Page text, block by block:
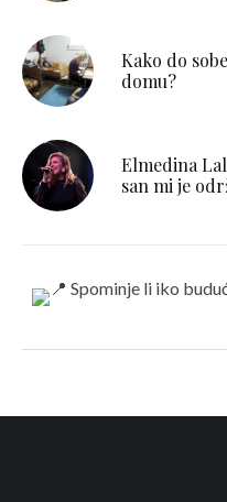
Kako do
domu?
Elmedina
san mi je